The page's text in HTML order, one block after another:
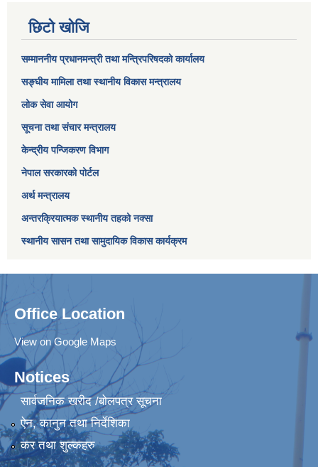
छिटो खोजि
सम्माननीय प्रधानमन्त्री तथा मन्त्रिपरिषद‌को कार्यालय
सङ्घीय मामिला तथा स्थानीय विकास मन्त्रालय
लोक सेवा आयोग
सूचना तथा संचार मन्त्रालय
केन्द्रीय पन्जिकरण विभाग
नेपाल सरकारको पोर्टल
अर्थ मन्त्रालय
अन्तरक्रियात्मक स्थानीय तहको नक्सा
स्थानीय सासन तथा सामुदायिक विकास कार्यक्रम
Office Location
View on Google Maps
Notices
सार्वजनिक खरीद /बोलपत्र सूचना
ऐन, कानुन तथा निर्देशिका
कर तथा शुल्कहरु